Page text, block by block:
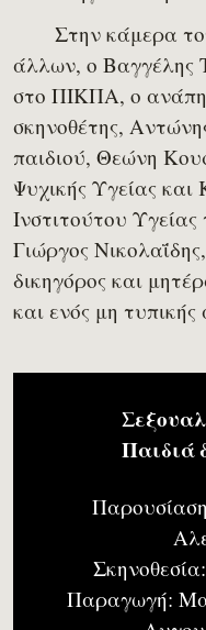
Στην κάμερα
άλλων, ο Βαγγέλης
στο ΠΙΚΠΑ, ο
σκηνοθέτης,
παιδιού, Θεώνη
Ψυχικής Υγείας και
Ινστιτούτου
Γιώργος
δικηγόρος και
και ενός μη
Παιδιά
Παραγωγή: